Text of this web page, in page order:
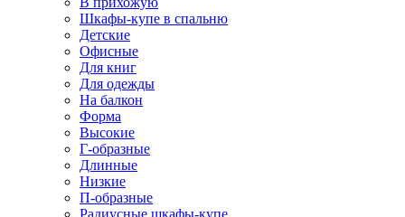
Шкафы-купе в спальню
Детские
Офисные
Для книг
Для одежды
На балкон
Форма
Высокие
Г-образные
Длинные
Низкие
П-образные
Радиусные шкафы-купе